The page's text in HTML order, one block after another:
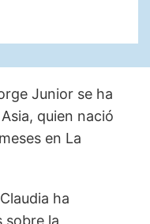
Junior se ha
quien nació
en La
ha
sobre la